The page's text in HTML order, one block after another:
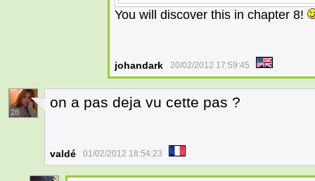
You will discover this in chapter 8!
johandark 20/02/2012 17:59:45
28
on a pas deja vu cette pas ?
valdé 01/02/2012 18:54:23